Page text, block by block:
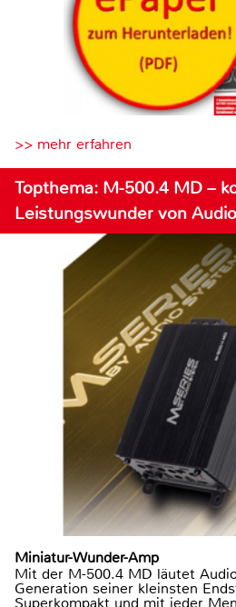
>> mehr erfahren
Topthema: M-500.4 MD –
Leistungswunder von
Miniatur-Wunder-Amp
Mit der M-500.4 MD läutet
Generation seiner kleinsten
Superkompakt und mit jeder